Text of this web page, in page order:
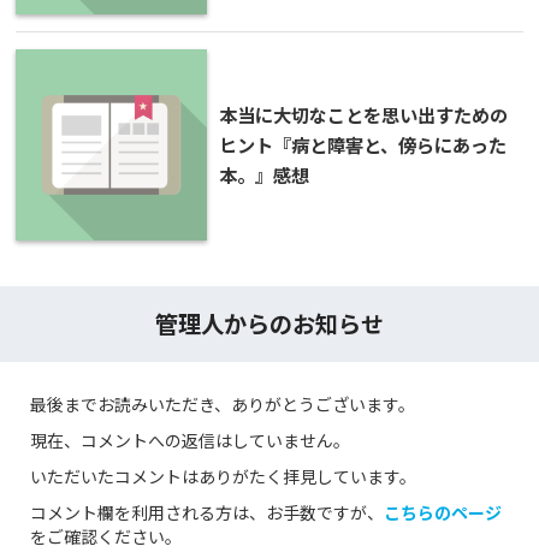
本当に大切なことを思い出すための
ヒント『病と障害と、傍らにあった
本。』感想
管理人からのお知らせ
最後までお読みいただき、ありがとうございます。
現在、コメントへの返信はしていません。
いただいたコメントはありがたく拝見しています。
コメント欄を利用される方は、お手数ですが、 こちらのページ
をご確認ください。